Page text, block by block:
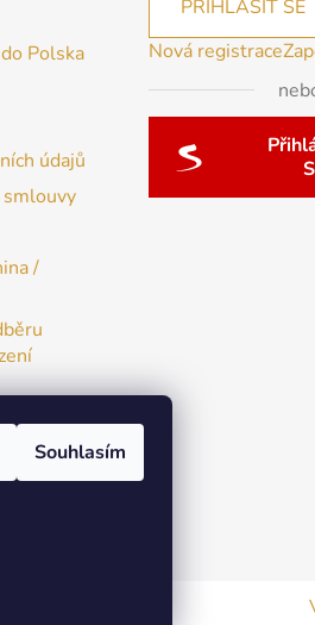
Souhlasím
Polska
údajů
smlouvy
/
PŘIHLÁSIT SE
Nová registrace